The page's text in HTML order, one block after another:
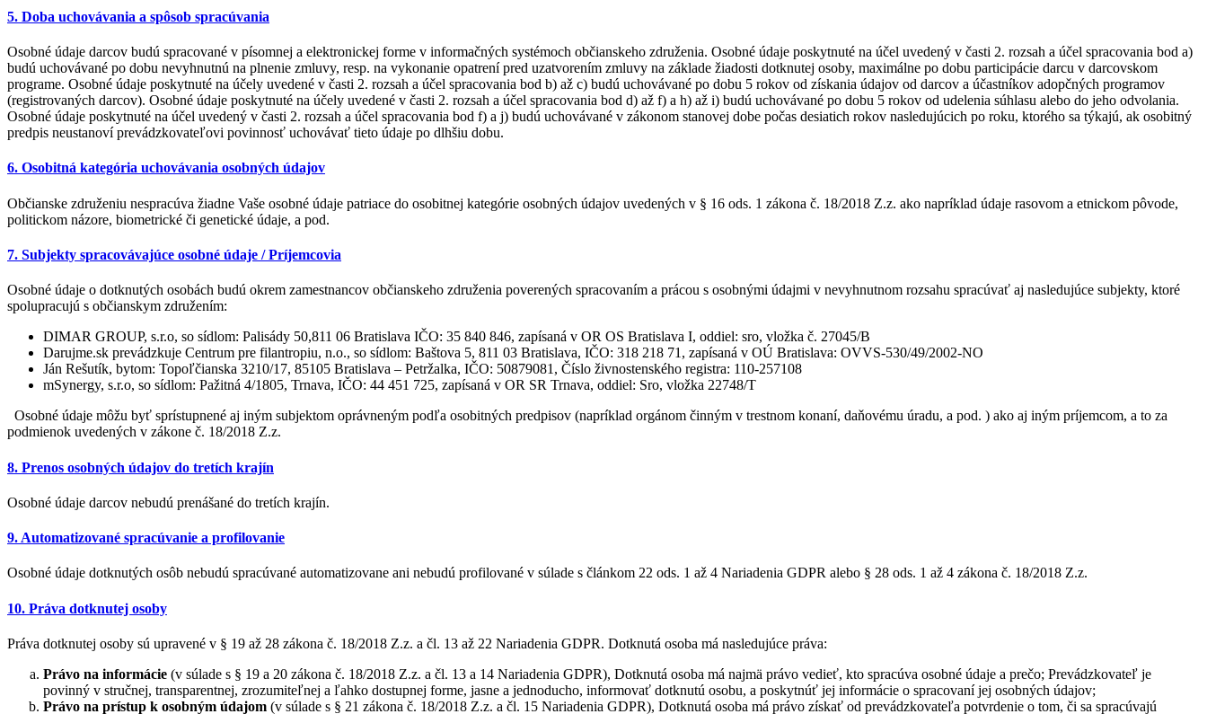
5. Doba uchovávania a spôsob spracúvania
Osobné údaje darcov budú spracované v písomnej a elektronickej forme v informačných systémoch občianskeho združenia. Osobné údaje poskytnuté na účel uvedený v časti 2. rozsah a účel spracovania bod a)
budú uchovávané po dobu nevyhnutnú na plnenie zmluvy, resp. na vykonanie opatrení pred uzatvorením zmluvy na základe žiadosti dotknutej osoby, maximálne po dobu participácie darcu v darcovskom
programe. Osobné údaje poskytnuté na účely uvedené v časti 2. rozsah a účel spracovania bod b) až c) budú uchovávané po dobu 5 rokov od získania údajov od darcov a účastníkov adopčných programov
(registrovaných darcov). Osobné údaje poskytnuté na účely uvedené v časti 2. rozsah a účel spracovania bod d) až f) a h) až i) budú uchovávané po dobu 5 rokov od udelenia súhlasu alebo do jeho odvolania.
Osobné údaje poskytnuté na účel uvedený v časti 2. rozsah a účel spracovania bod f) a j) budú uchovávané v zákonom stanovej dobe počas desiatich rokov nasledujúcich po roku, ktorého sa týkajú, ak osobitný
predpis neustanoví prevádzkovateľovi povinnosť uchovávať tieto údaje po dlhšiu dobu.
6. Osobitná kategória uchovávania osobných údajov
Občianske združeniu nespracúva žiadne Vaše osobné údaje patriace do osobitnej kategórie osobných údajov uvedených v § 16 ods. 1 zákona č. 18/2018 Z.z. ako napríklad údaje rasovom a etnickom pôvode,
politickom názore, biometrické či genetické údaje, a pod.
7. Subjekty spracovávajúce osobné údaje / Príjemcovia
Osobné údaje o dotknutých osobách budú okrem zamestnancov občianskeho združenia poverených spracovaním a prácou s osobnými údajmi v nevyhnutnom rozsahu spracúvať aj nasledujúce subjekty, ktoré
spolupracujú s občianskym združením:
DIMAR GROUP, s.r.o, so sídlom: Palisády 50,811 06 Bratislava IČO: 35 840 846, zapísaná v OR OS Bratislava I, oddiel: sro, vložka č. 27045/B
Darujme.sk prevádzkuje Centrum pre filantropiu, n.o., so sídlom: Baštova 5, 811 03 Bratislava, IČO: 318 218 71, zapísaná v OÚ Bratislava: OVVS-530/49/2002-NO
Ján Rešutík, bytom: Topoľčianska 3210/17, 85105 Bratislava – Petržalka, IČO: 50879081, Číslo živnostenského registra: 110-257108
mSynergy, s.r.o, so sídlom: Pažitná 4/1805, Trnava, IČO: 44 451 725, zapísaná v OR SR Trnava, oddiel: Sro, vložka 22748/T
Osobné údaje môžu byť sprístupnené aj iným subjektom oprávneným podľa osobitných predpisov (napríklad orgánom činným v trestnom konaní, daňovému úradu, a pod. ) ako aj iným príjemcom, a to za
podmienok uvedených v zákone č. 18/2018 Z.z.
8. Prenos osobných údajov do tretích krajín
Osobné údaje darcov nebudú prenášané do tretích krajín.
9. Automatizované spracúvanie a profilovanie
Osobné údaje dotknutých osôb nebudú spracúvané automatizovane ani nebudú profilované v súlade s článkom 22 ods. 1 až 4 Nariadenia GDPR alebo § 28 ods. 1 až 4 zákona č. 18/2018 Z.z.
10. Práva dotknutej osoby
Práva dotknutej osoby sú upravené v § 19 až 28 zákona č. 18/2018 Z.z. a čl. 13 až 22 Nariadenia GDPR. Dotknutá osoba má nasledujúce práva:
Právo na informácie (v súlade s § 19 a 20 zákona č. 18/2018 Z.z. a čl. 13 a 14 Nariadenia GDPR), Dotknutá osoba má najmä právo vedieť, kto spracúva osobné údaje a prečo; Prevádzkovateľ je
povinný v stručnej, transparentnej, zrozumiteľnej a ľahko dostupnej forme, jasne a jednoducho, informovať dotknutú osobu, a poskytnúť jej informácie o spracovaní jej osobných údajov;
Právo na prístup k osobným údajom (v súlade s § 21 zákona č. 18/2018 Z.z. a čl. 15 Nariadenia GDPR), Dotknutá osoba má právo získať od prevádzkovateľa potvrdenie o tom, či sa spracúvajú